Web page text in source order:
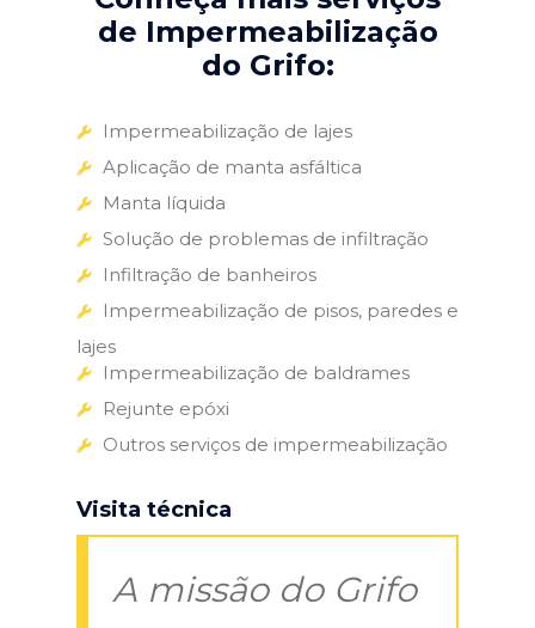
de Impermeabilização
do Grifo:
Impermeabilização de lajes
Aplicação de manta asfáltica
Manta líquida
Solução de problemas de infiltração
Infiltração de banheiros
Impermeabilização de pisos, paredes e
lajes
Impermeabilização de baldrames
Rejunte epóxi
Outros serviços de impermeabilização
Visita técnica
A missão do Grifo